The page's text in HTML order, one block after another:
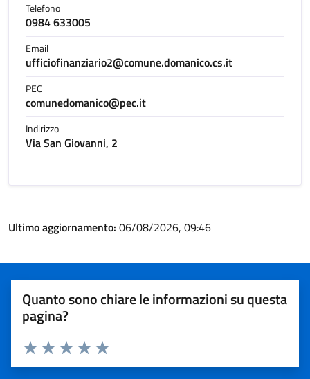
Telefono
0984 633005
Email
ufficiofinanziario2@comune.domanico.cs.it
PEC
comunedomanico@pec.it
Indirizzo
Via San Giovanni, 2
Ultimo aggiornamento: 06/08/2026, 09:46
Quanto sono chiare le informazioni su questa
pagina?
Valuta 5 stelle su 5
Valuta 4 stelle su 5
Valuta 3 stelle su 5
Valuta 2 stelle su 5
Valuta 1 stelle su 5